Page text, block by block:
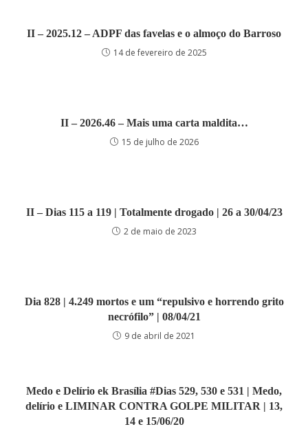
II – 2025.12 – ADPF das favelas e o almoço do Barroso
14 de fevereiro de 2025
II – 2026.46 – Mais uma carta maldita…
15 de julho de 2026
II – Dias 115 a 119 | Totalmente drogado | 26 a 30/04/23
2 de maio de 2023
Dia 828 | 4.249 mortos e um “repulsivo e horrendo grito
necrófilo” | 08/04/21
9 de abril de 2021
Medo e Delírio ek Brasília #Dias 529, 530 e 531 | Medo,
delírio e LIMINAR CONTRA GOLPE MILITAR | 13,
14 e 15/06/20